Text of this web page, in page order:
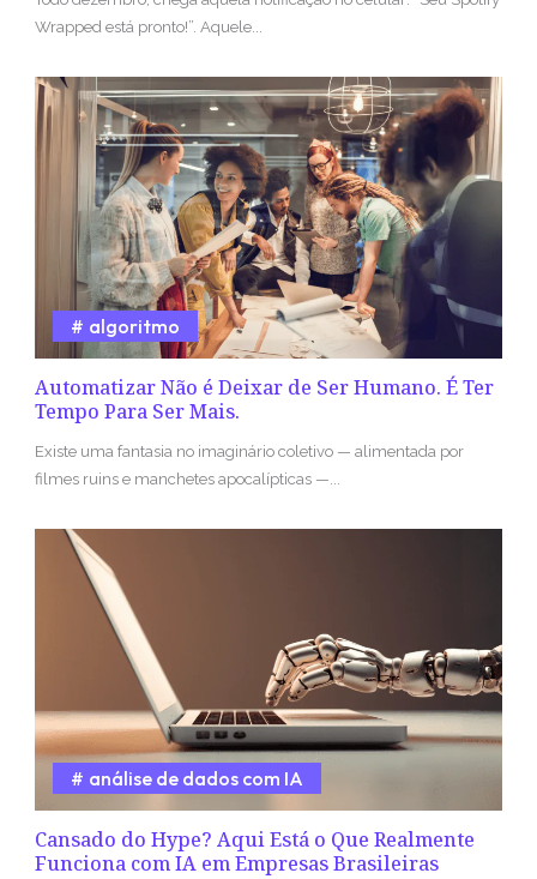
Wrapped está pronto!”. Aquele...
Automatizar Não é Deixar de Ser Humano. É Ter
Tempo Para Ser Mais.
algoritmo
Existe uma fantasia no imaginário coletivo — alimentada por
filmes ruins e manchetes apocalípticas —...
Cansado do Hype? Aqui Está o Que Realmente
Funciona com IA em Empresas Brasileiras
análise de dados com IA